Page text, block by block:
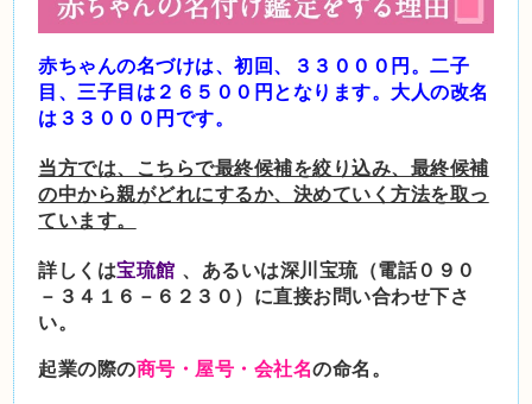
赤ちゃんの名づけは、初回、３３０００円。二子
目、三子目は２６５００円となります。大人の改名
は３３０００円です。
当方では、こちらで最終候補を絞り込み、最終候補
の中から親がどれにするか、決めていく方法を取っ
ています。
詳しくは宝琉館 、あるいは深川宝琉（電話０９０
－３４１６－６２３０）に直接お問い合わせ下さ
い。
起業の際の商号・屋号・会社名の命名。